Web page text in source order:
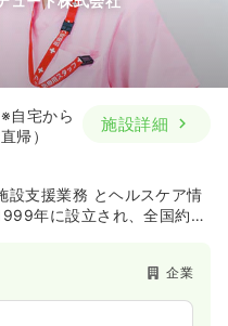
自宅から
帰）
施設詳細
支援業務 とヘルスケア情
年に設立され、全国約
シミックヘルスケア
シミックグループのヘルス
タートを切っています。
企業